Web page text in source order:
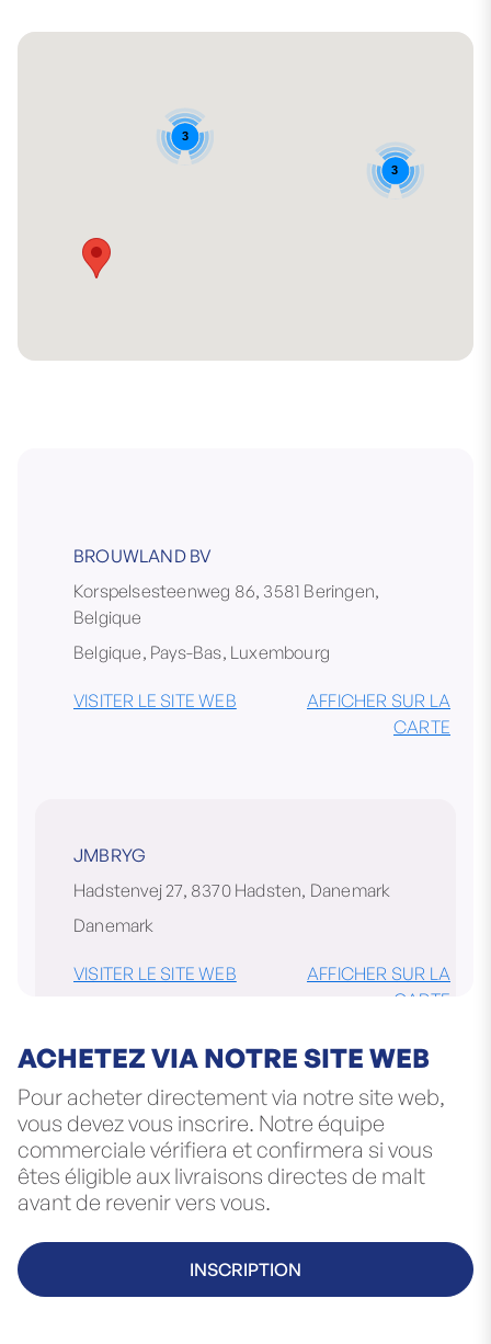
3
3
BROUWLAND BV
Korspelsesteenweg 86, 3581 Beringen,
Belgique
Belgique, Pays-Bas, Luxembourg
VISITER LE SITE WEB
AFFICHER SUR LA
CARTE
JMBRYG
Hadstenvej 27, 8370 Hadsten, Danemark
Danemark
VISITER LE SITE WEB
AFFICHER SUR LA
CARTE
BORREBRYG
Thuegata 2, 3181 Horten, Norvège
Norvège
VISITER LE SITE WEB
AFFICHER SUR LA
ACHETEZ VIA NOTRE SITE WEB
Pour acheter directement via notre site web,
vous devez vous inscrire. Notre équipe
commerciale vérifiera et confirmera si vous
êtes éligible aux livraisons directes de malt
avant de revenir vers vous.
INSCRIPTION